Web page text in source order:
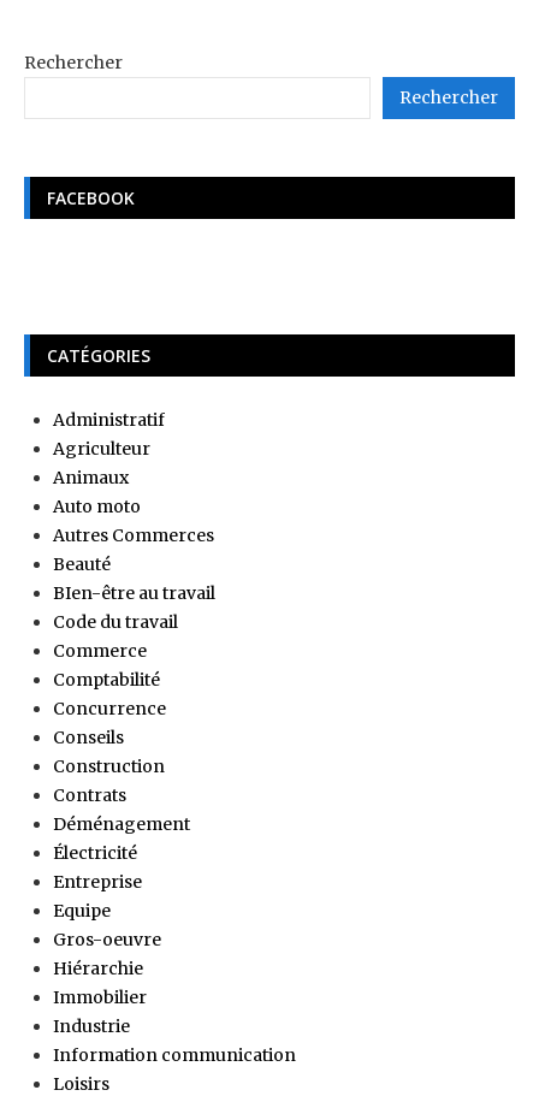
Rechercher
Rechercher
FACEBOOK
CATÉGORIES
Administratif
Agriculteur
Animaux
Auto moto
Autres Commerces
Beauté
BIen-être au travail
Code du travail
Commerce
Comptabilité
Concurrence
Conseils
Construction
Contrats
Déménagement
Électricité
Entreprise
Equipe
Gros-oeuvre
Hiérarchie
Immobilier
Industrie
Information communication
Loisirs